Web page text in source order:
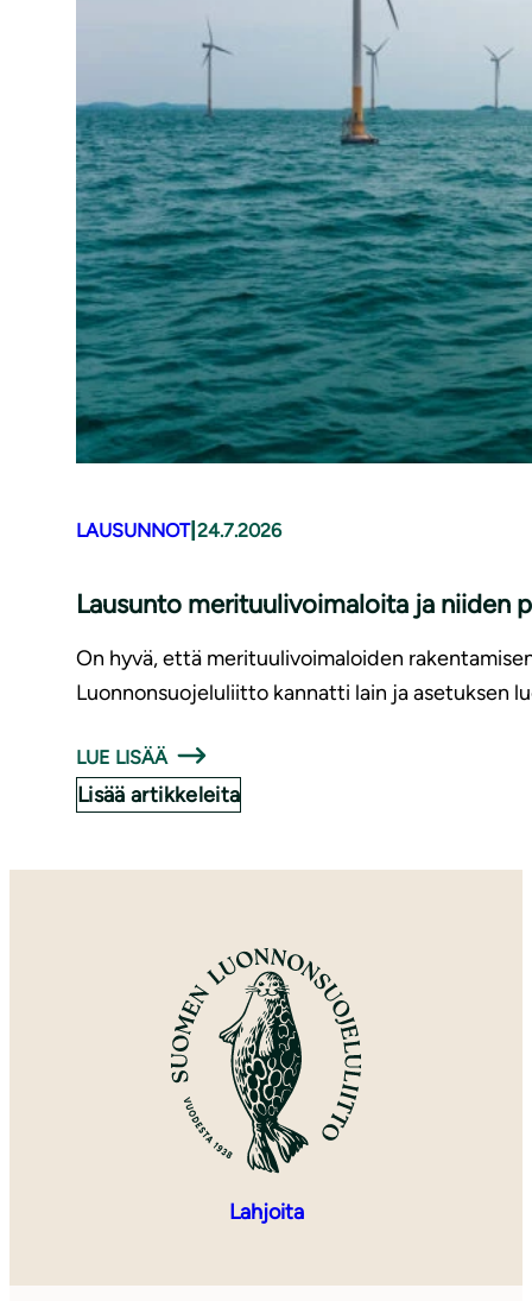
LAUSUNNOT| 24.7.2026
Lausunto merituulivoimaloita ja niiden
On hyvä, että merituulivoimaloiden
Luonnonsuojeluliitto kannatti lain ja asetuksen
LUE LISÄÄ
Lisää artikkeleita
Lahjoita